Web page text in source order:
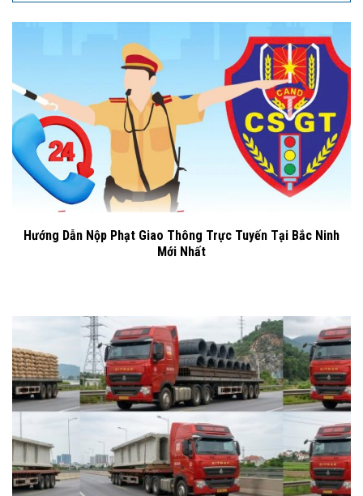
Hướng Dẫn Nộp Phạt Giao Thông Trực Tuyến Tại Bắc Ninh
Mới Nhất